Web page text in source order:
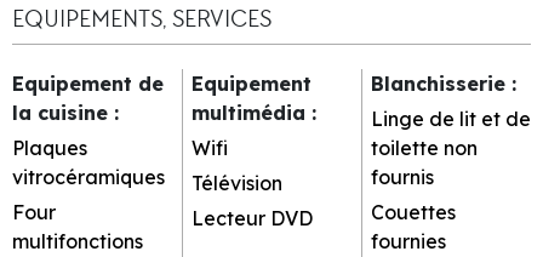
EQUIPEMENTS, SERVICES
Equipement de
la cuisine :
Plaques
vitrocéramiques
Four
multifonctions
Equipement
multimédia :
Wifi
Télévision
Lecteur DVD
Blanchisserie :
Linge de lit et de
toilette non
fournis
Couettes
fournies